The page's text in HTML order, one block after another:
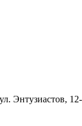
Энтузиастов,